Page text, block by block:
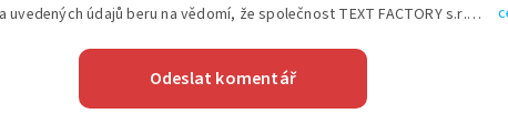
Vyplněním shora uvedených údajů beru na vědomí, že společnost TEXT FACTORY s.r.o., sídlem Brno, Durďákova 336/29, Černá Pole, PSČ: 613 00, IČ: 06157831, zapsané u Krajského soudu v Brně, oddíl C, vložka 100399, bude zpracovávat mé osobní údaje uvedené v rámci mnou vyplněného registračního formuláře na základě oprávněných zájmů TEXT FACTORY s.r.o. dle čl. 6 odst. 1 písm. f) GDPR a pro splnění právních povinností (čl. 6 odst. 1 písm. c) GDPR), a to pro tyto účely: nezbytnost zajistit oprávnění návštěvníka webových stránek provozovaných společností TEXT FACTORY s.r.o. přispívat aktivně ke zveřejněným článkům nebo v rámci diskusních fór a výkon práv TEXT FACTORY s.r.o. jako administrátora těchto diskusních fór. Více informací o zpracování osobních údajů a právech lze nalézt v